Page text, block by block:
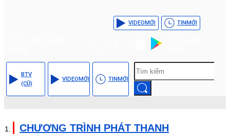
VIDEOMỚI TINMỚI
BTV
(CŨ)
VIDEOMỚI TINMỚI
CHƯƠNG TRÌNH PHÁT THANH